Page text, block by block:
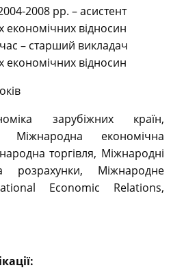
2008 рр. – асистент
відносин
– старший викладач
відносин
зарубіжних країн,
Міжнародна економічна
торгівля, Міжнародні
розрахунки, Міжнародне
Economic Relations,